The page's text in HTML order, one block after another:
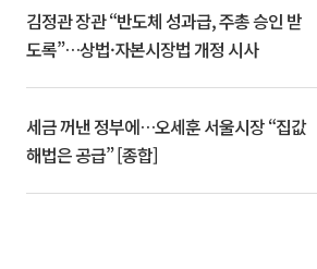
김정관 장관 “반도체 성과급, 주총 승인 받
도록”…상법·자본시장법 개정 시사
세금 꺼낸 정부에…오세훈 서울시장 “집값
해법은 공급” [종합]